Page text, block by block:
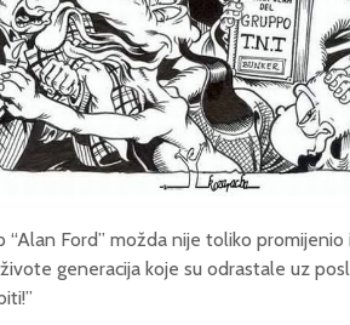
“Alan Ford” možda nije toliko
generacija koje su odrastale uz